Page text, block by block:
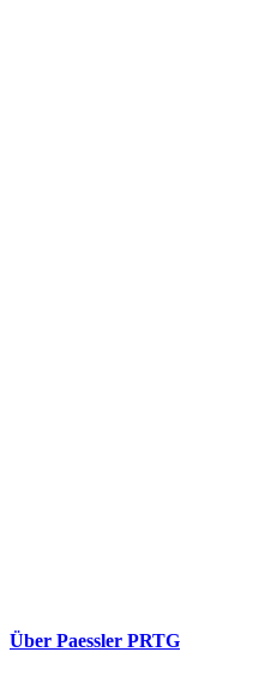
Über Paessler PRTG